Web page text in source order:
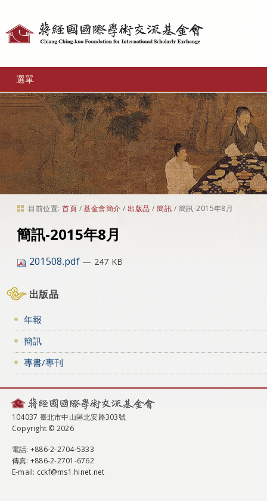
選單
目前位置: 首頁 /基金會簡介 /出版品 /簡訊 / 簡訊-2015年8月
簡訊-2015年8月
201508.pdf — 247 KB
出版品
年報
簡訊
專書/專刊
104037 臺北市中山區北安路303號
Copyright © 2026
電話: +886-2-2704-5333
傳真: +886-2-2701-6762
E-mail: cckf@ms1.hinet.net